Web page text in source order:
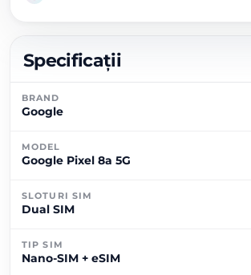
Specificații
BRAND
Google
MODEL
Google Pixel 8a 5G
SLOTURI SIM
Dual SIM
TIP SIM
Nano-SIM + eSIM